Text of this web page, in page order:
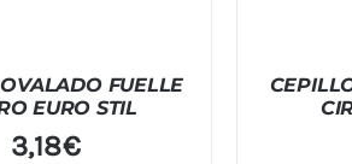
FUELLE
EURO STIL
3,18€